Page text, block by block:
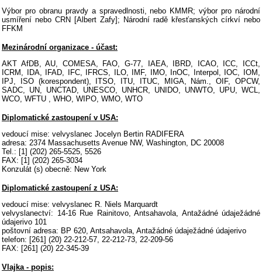
Výbor pro obranu pravdy a spravedlnosti, nebo KMMR; výbor pro národní
usmíření nebo CRN [Albert Zafy]; Národní radě křesťanských církví nebo
FFKM
Mezinárodní organizace - účast:
AKT AfDB, AU, COMESA, FAO, G-77, IAEA, IBRD, ICAO, ICC, ICCt,
ICRM, IDA, IFAD, IFC, IFRCS, ILO, IMF, IMO, InOC, Interpol, IOC, IOM,
IPJ, ISO (korespondent), ITSO, ITU, ITUC, MIGA, Nám., OIF, OPCW,
SADC, UN, UNCTAD, UNESCO, UNHCR, UNIDO, UNWTO, UPU, WCL,
WCO, WFTU , WHO, WIPO, WMO, WTO
Diplomatické zastoupení v USA:
vedoucí mise: velvyslanec Jocelyn Bertin RADIFERA
adresa: 2374 Massachusetts Avenue NW, Washington, DC 20008
Tel.: [1] (202) 265-5525, 5526
FAX: [1] (202) 265-3034
Konzulát (s) obecně: New York
Diplomatické zastoupení z USA:
vedoucí mise: velvyslanec R. Niels Marquardt
velvyslanectví: 14-16 Rue Rainitovo, Antsahavola, Antažádné údaježádné
údajerivo 101
poštovní adresa: BP 620, Antsahavola, Antažádné údaježádné údajerivo
telefon: [261] (20) 22-212-57, 22-212-73, 22-209-56
FAX: [261] (20) 22-345-39
Vlajka - popis: